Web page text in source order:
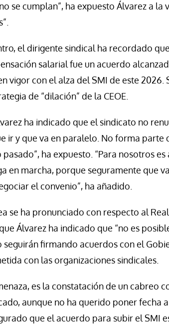
se cumplan”, ha expuesto Álvarez a la
el dirigente sindical ha recordado
salarial fue un acuerdo
vigor con el alza del SMI de este 2026.
de “dilación” de la CEOE.
ha indicado que el sindicato no
ir y que va en paralelo. No forma parte
ha expuesto. “Para nosotros
en marcha, porque seguramente que
el convenio”, ha añadido.
se ha pronunciado con respecto al
Álvarez ha indicado que “no es
seguirán firmando acuerdos con el
con las organizaciones sindicales.
es la constatación de un cabreo
aunque no ha querido poner fecha
que el acuerdo para subir el SMI